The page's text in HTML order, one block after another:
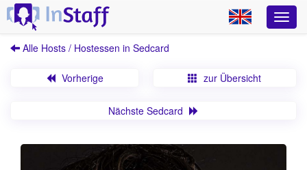
Alle Hosts / Hostessen in Sedcard
Vorherige zur Übersicht
Nächste Sedcard